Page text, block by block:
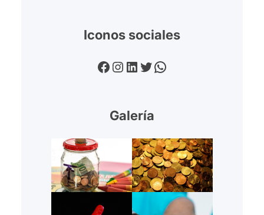
Iconos sociales
Facebook Instagram LinkedIn Twitter WhatsApp
Galería